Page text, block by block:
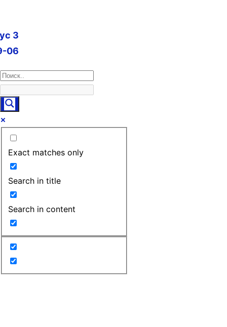
3
06
Exact matches only
Search in title
Search in content